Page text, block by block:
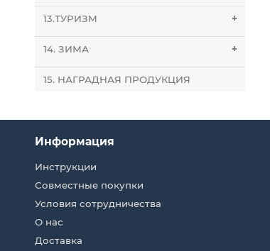
13.ТУРИЗМ +
14. ЗИМА +
15. НАГРАДНАЯ ПРОДУКЦИЯ
Информация
Инструкции
Совместные покупки
Условия сотрудничества
О нас
Доставка